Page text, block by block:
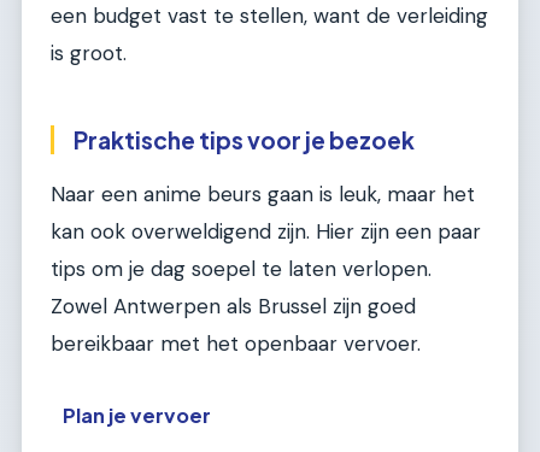
een budget vast te stellen, want de verleiding
is groot.
Praktische tips voor je bezoek
Naar een anime beurs gaan is leuk, maar het
kan ook overweldigend zijn. Hier zijn een paar
tips om je dag soepel te laten verlopen.
Zowel Antwerpen als Brussel zijn goed
bereikbaar met het openbaar vervoer.
Plan je vervoer